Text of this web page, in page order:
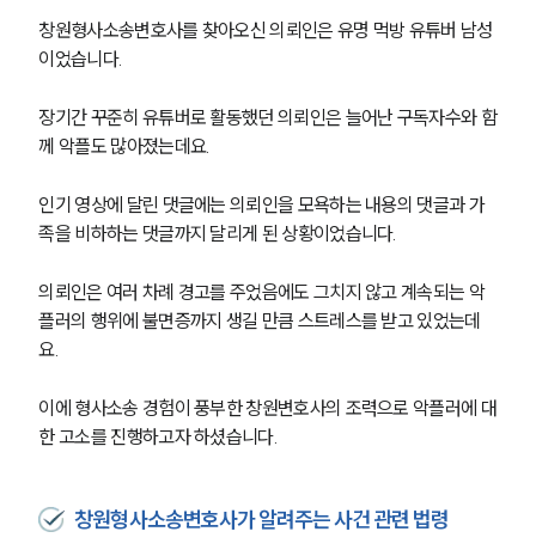
창원형사소송변호사를 찾아오신 의뢰인은 유명 먹방 유튜버 남성
이었습니다.
장기간 꾸준히 유튜버로 활동했던 의뢰인은 늘어난 구독자수와 함
께 악플도 많아졌는데요.
인기 영상에 달린 댓글에는 의뢰인을 모욕하는 내용의 댓글과 가
족을 비하하는 댓글까지 달리게 된 상황이었습니다.
의뢰인은 여러 차례 경고를 주었음에도 그치지 않고 계속되는 악
플러의 행위에 불면증까지 생길 만큼 스트레스를 받고 있었는데
요.
이에 형사소송 경험이 풍부한 창원변호사의 조력으로 악플러에 대
한 고소를 진행하고자 하셨습니다.
창원형사소송변호사가 알려주는 사건 관련 법령